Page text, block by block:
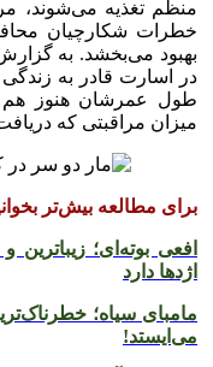
منظم تغذیه می‌شوند،
خطرات شکارچیان
بهبود می‌بخشد. به
طول عمرشان هنوز هم
میزان مراقبتی که
برای مطالعه بیش‌تر
افعی بوته‌ای؛
اژد‌ها دارد
مامبای سیاه؛
می‌ایستد!